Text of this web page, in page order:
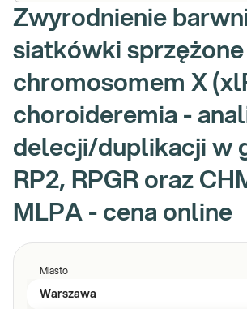
Zwyrodnienie
siatkówki sprzężone
chromosomem X
choroideremia -
delecji/duplikacji w
RP2, RPGR oraz
MLPA - cena online
Miasto
Warszawa